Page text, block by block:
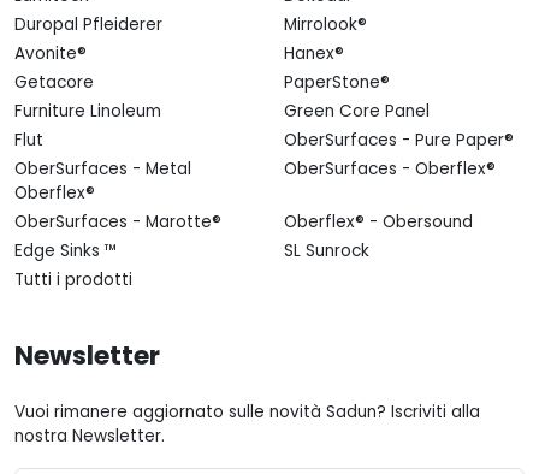
Duropal Pfleiderer
Mirrolook®
Avonite®
Hanex®
Getacore
PaperStone®
Furniture Linoleum
Green Core Panel
Flut
OberSurfaces - Pure Paper®
OberSurfaces - Metal
Oberflex®
OberSurfaces - Oberflex®
OberSurfaces - Marotte®
Oberflex® - Obersound
Edge Sinks ™
SL Sunrock
Tutti i prodotti
Newsletter
Vuoi rimanere aggiornato sulle novità Sadun? Iscriviti alla
nostra Newsletter.